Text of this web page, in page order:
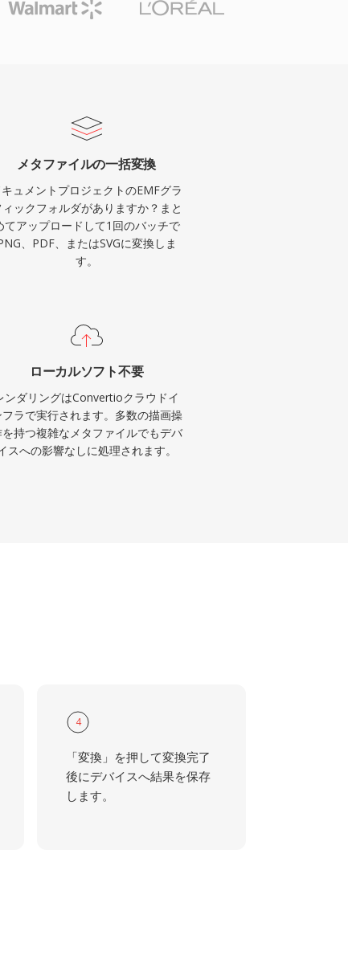
メタファイルの一括変換
キュメントプロジェクトのEMFグラ
ィックフォルダがありますか？まと
てアップロードして1回のバッチで
、PDF、またはSVGに変換しま
す。
ローカルソフト不要
ンダリングはConvertioクラウドイ
フラで実行されます。多数の描画操
持つ複雑なメタファイルでもデバ
スへの影響なしに処理されます。
4
「変換」を押して変換完了
後にデバイスへ結果を保存
します。